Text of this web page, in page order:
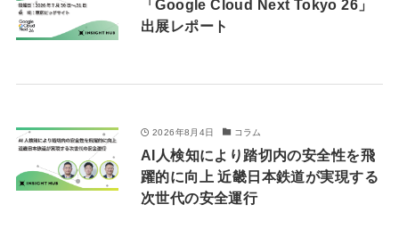
「Google Cloud Next Tokyo 26」
出展レポート
2026年8月4日 コラム
AI人検知により踏切内の安全性を飛
躍的に向上 近畿日本鉄道が実現する
次世代の安全運行